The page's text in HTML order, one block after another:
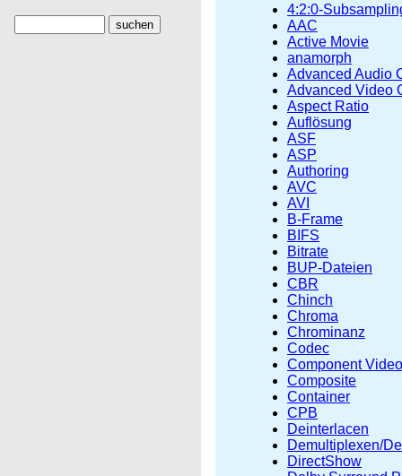
4:2:0-
AAC
Active Movie
anamorph
Advanced Audio
Advanced Video
Aspect Ratio
Auflösung
ASF
ASP
Authoring
AVC
AVI
B-Frame
BIFS
Bitrate
BUP-Dateien
CBR
Chinch
Chroma
Chrominanz
Codec
Component Video
Composite
Container
CPB
Deinterlacen
Demultiplexen/
DirectShow